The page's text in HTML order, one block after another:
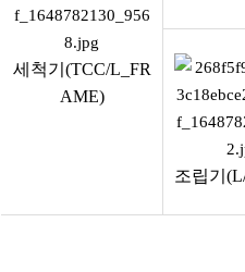
세척기(TCC/L_FR
AME)
조립기